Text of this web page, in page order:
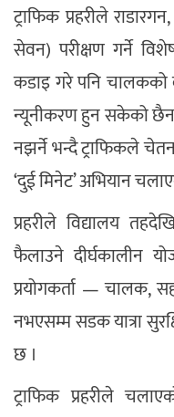
ट्राफिक प्रहरीले
सेवन) परीक्षण गर्ने
कडाइ गरे पनि चालकको
न्यूनीकरण हुन सकेको छैन
नझर्ने भन्दै ट्राफिकले
‘दुई मिनेट’ अभियान
प्रहरीले विद्यालय
फैलाउने दीर्घकालीन
प्रयोगकर्ता — चालक,
नभएसम्म सडक यात्रा
छ ।
ट्राफिक प्रहरीले